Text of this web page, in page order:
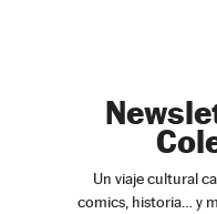
Un viaje cultural
comics, historia… y